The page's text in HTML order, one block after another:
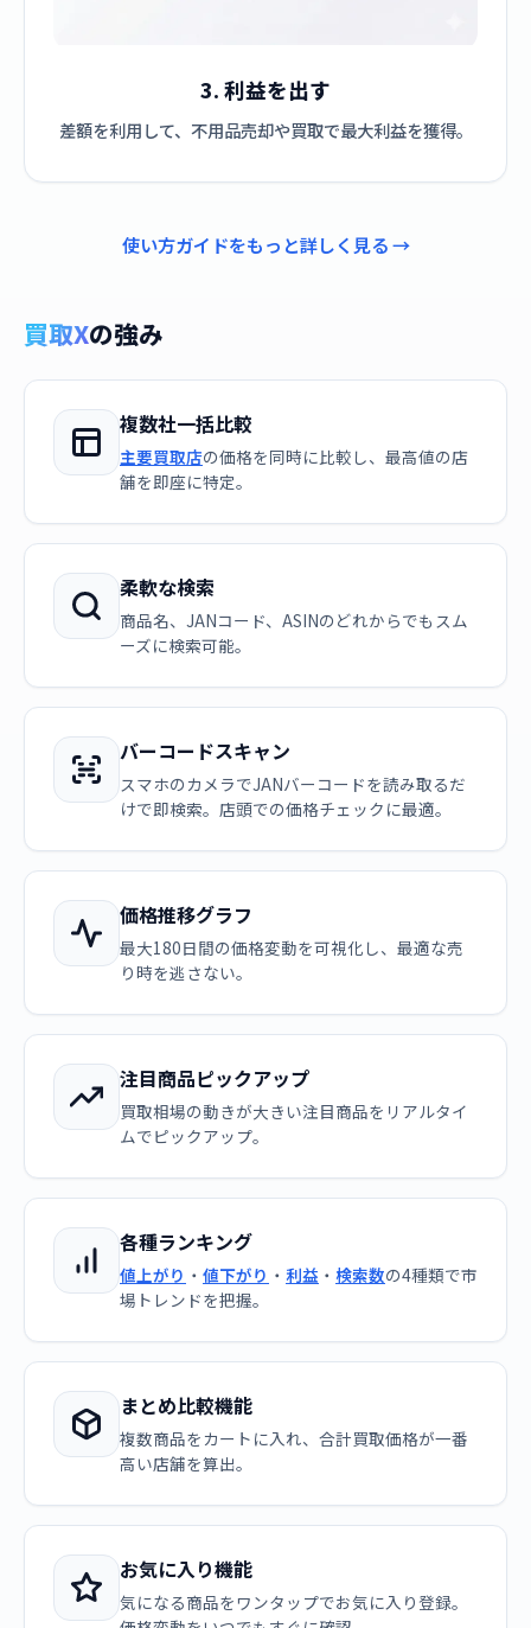
3. 利益を出す
差額を利用して、不用品売却や買取で最大利益を獲得。
使い方ガイドをもっと詳しく見る →
買取Xの強み
複数社一括比較
主要買取店の価格を同時に比較し、最高値の店
舗を即座に特定。
柔軟な検索
商品名、JANコード、ASINのどれからでもスム
ーズに検索可能。
バーコードスキャン
スマホのカメラでJANバーコードを読み取るだ
けで即検索。店頭での価格チェックに最適。
価格推移グラフ
最大180日間の価格変動を可視化し、最適な売
り時を逃さない。
注目商品ピックアップ
買取相場の動きが大きい注目商品をリアルタイ
ムでピックアップ。
各種ランキング
値上がり ・ 値下がり ・ 利益 ・ 検索数の4種類で市
場トレンドを把握。
まとめ比較機能
複数商品をカートに入れ、合計買取価格が一番
高い店舗を算出。
お気に入り機能
気になる商品をワンタップでお気に入り登録。